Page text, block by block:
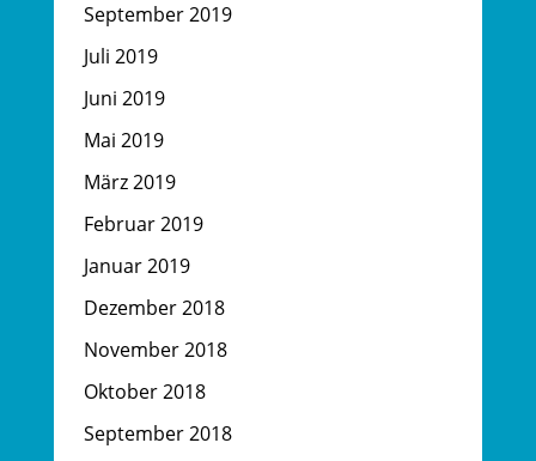
September 2019
Juli 2019
Juni 2019
Mai 2019
März 2019
Februar 2019
Januar 2019
Dezember 2018
November 2018
Oktober 2018
September 2018